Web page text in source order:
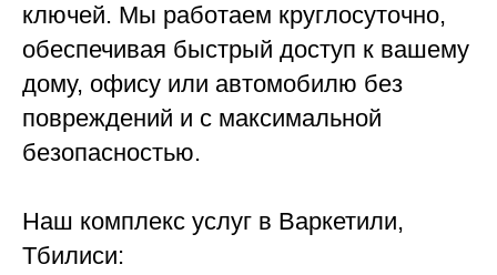
ключей. Мы работаем круглосуточно,
обеспечивая быстрый доступ к вашему
дому, офису или автомобилю без
повреждений и с максимальной
безопасностью.
Наш комплекс услуг в Варкетили,
Тбилиси: